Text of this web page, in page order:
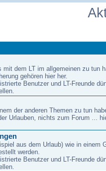
mit dem LT im allgemeinen zu tun
gehören hier her.
Benutzer und LT-Freunde
der anderen Themen zu tun
Urlauben, nichts zum Forum ...
aus dem Urlaub) wie in einem
werden.
Benutzer und LT-Freunde